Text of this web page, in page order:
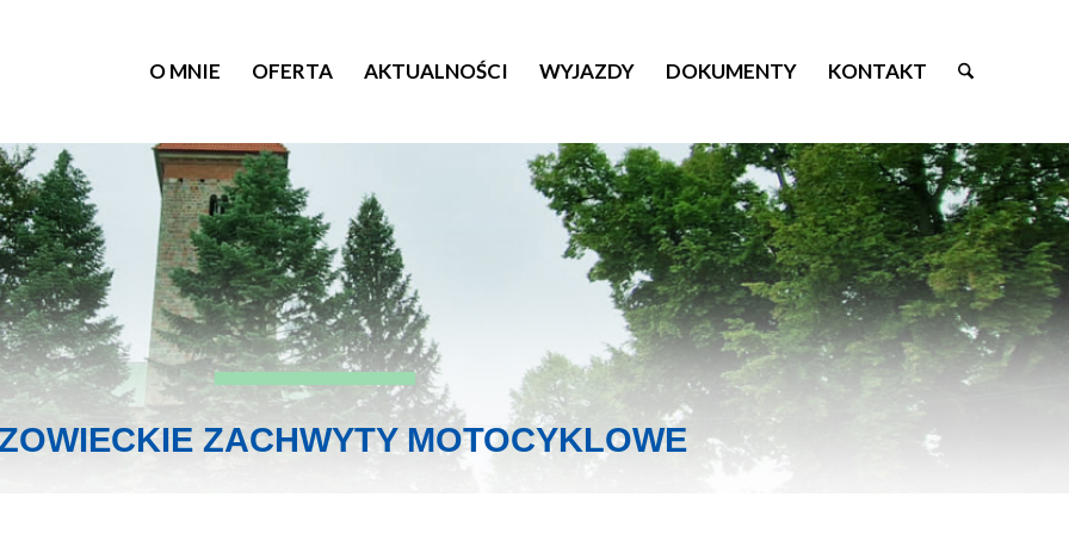
O MNIE OFERTA AKTUALNOŚCI WYJAZDY DOKUMENTY KONTAKT
ZACHWYTY MOTOCYKLOWE